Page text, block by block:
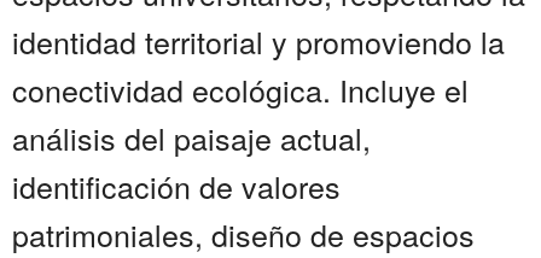
identidad territorial y promoviendo la
conectividad ecológica. Incluye el
análisis del paisaje actual,
identificación de valores
patrimoniales, diseño de espacios